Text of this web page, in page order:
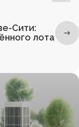
Сити:
лота